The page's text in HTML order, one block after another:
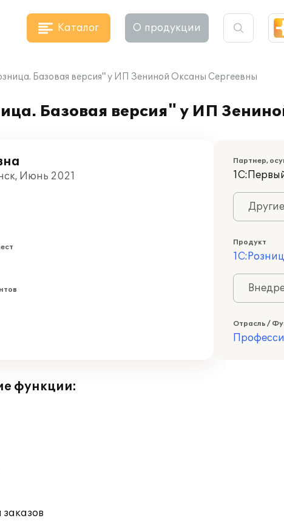
Каталог О продукции
Базовая версия" у ИП Зениной Оксаны Сергеевны
Базовая версия" у ИП
Июнь 2021
Партнер,
Продукт
Отрасль /
функции: